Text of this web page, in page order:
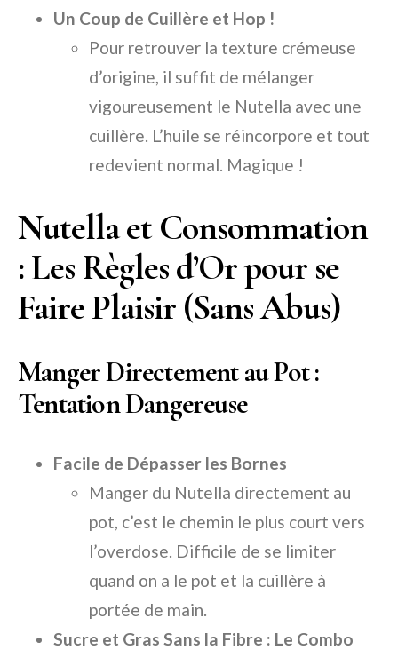
Un Coup de Cuillère et Hop !
Pour retrouver la texture crémeuse
d’origine, il suffit de mélanger
vigoureusement le Nutella avec une
cuillère. L’huile se réincorpore et tout
redevient normal. Magique !
Nutella et Consommation
: Les Règles d’Or pour se
Faire Plaisir (Sans Abus)
Manger Directement au Pot :
Tentation Dangereuse
Facile de Dépasser les Bornes
Manger du Nutella directement au
pot, c’est le chemin le plus court vers
l’overdose. Difficile de se limiter
quand on a le pot et la cuillère à
portée de main.
Sucre et Gras Sans la Fibre : Le Combo